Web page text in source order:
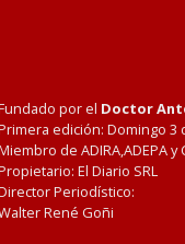
por el Doctor
edición: Domingo 3
de ADIRA,ADEPA y
El Diario SRL
Periodístico:
René Goñi